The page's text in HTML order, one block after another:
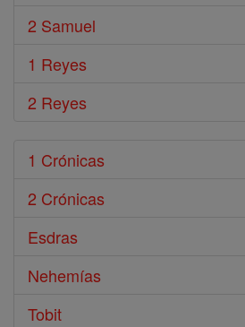
2 Samuel
1 Reyes
2 Reyes
1 Crónicas
2 Crónicas
Esdras
Nehemías
Tobit